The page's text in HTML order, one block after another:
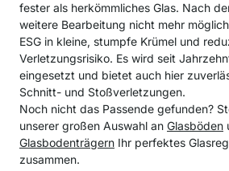
fester als herkömmliches Glas. Nach
weitere Bearbeitung nicht mehr
ESG in kleine, stumpfe Krümel und
Verletzungsrisiko. Es wird seit
eingesetzt und bietet auch hier
Schnitt- und Stoßverletzungen.
Noch nicht das Passende gefunden?
unserer großen Auswahl an Glasböden
Glasbodenträgern Ihr perfektes
zusammen.